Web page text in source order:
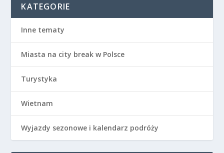
KATEGORIE
Inne tematy
Miasta na city break w Polsce
Turystyka
Wietnam
Wyjazdy sezonowe i kalendarz podróży